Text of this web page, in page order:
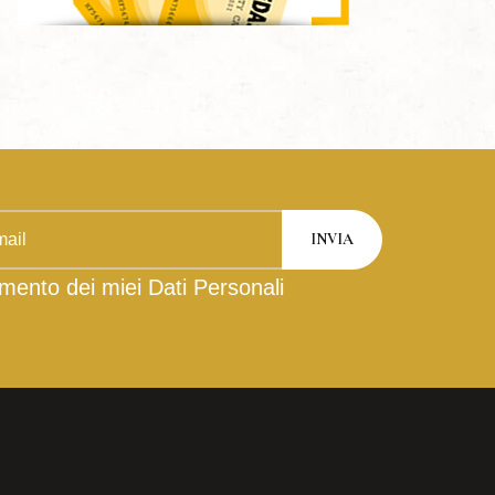
dei miei Dati Personali